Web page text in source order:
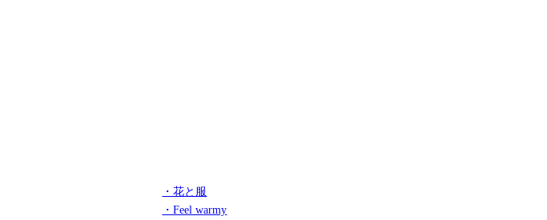
・花と服
・Feel warmy